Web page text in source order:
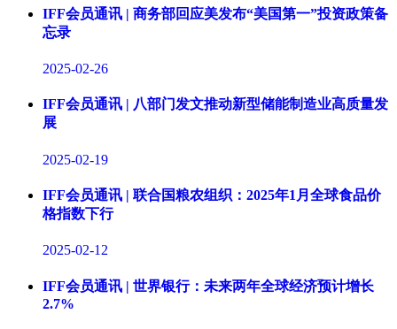
IFF会员通讯 | 商务部回应美发布“美国第一”投资政策备
忘录
2025-02-26
IFF会员通讯 | 八部门发文推动新型储能制造业高质量发
展
2025-02-19
IFF会员通讯 | 联合国粮农组织：2025年1月全球食品价
格指数下行
2025-02-12
IFF会员通讯 | 世界银行：未来两年全球经济预计增长
2.7%